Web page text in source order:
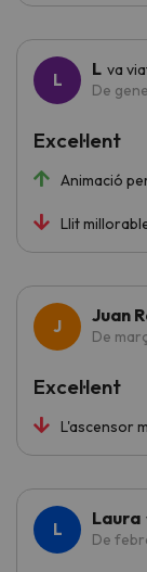
L va
De
Animació
Llit
Excel·lent
Juan
De
L'ascensor
Excel·lent
Laura
De